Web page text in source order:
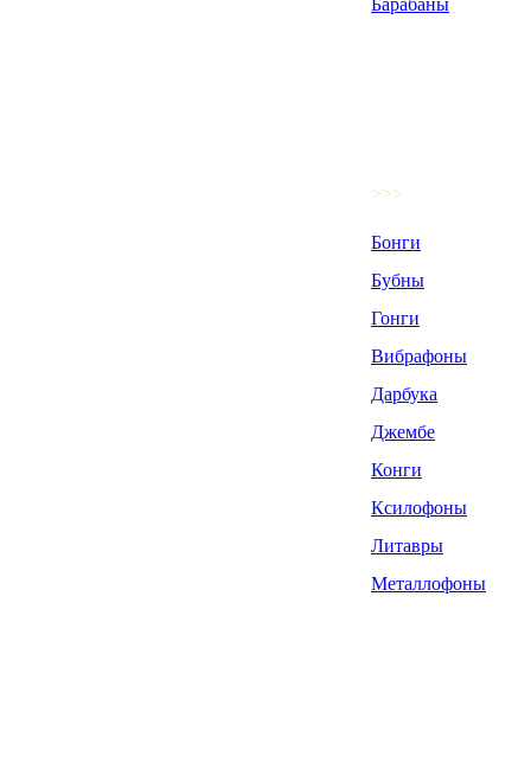
>>>
Бонги
Бубны
Гонги
Вибрафоны
Дарбука
Джембе
Конги
Ксилофоны
Литавры
Металлофоны